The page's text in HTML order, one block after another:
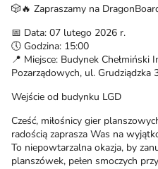
🎲🔥 Zapraszamy na
📅 Data: 07 lutego 2026 r.
🕔 Godzina: 15:00
📍 Miejsce: Budynek Chełmiński
Pozarządowych, ul. Grudziądzka
Wejście od budynku LGD
Cześć, miłośnicy gier
radością zaprasza Was na
To niepowtarzalna okazja, by
planszówek, pełen smoczych